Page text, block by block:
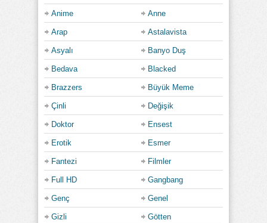
Anime Anne
Arap Astalavista
Asyalı Banyo Duş
Bedava Blacked
Brazzers Büyük Meme
Çinli Değişik
Doktor Ensest
Erotik Esmer
Fantezi Filmler
Full HD Gangbang
Genç Genel
Gizli Götten